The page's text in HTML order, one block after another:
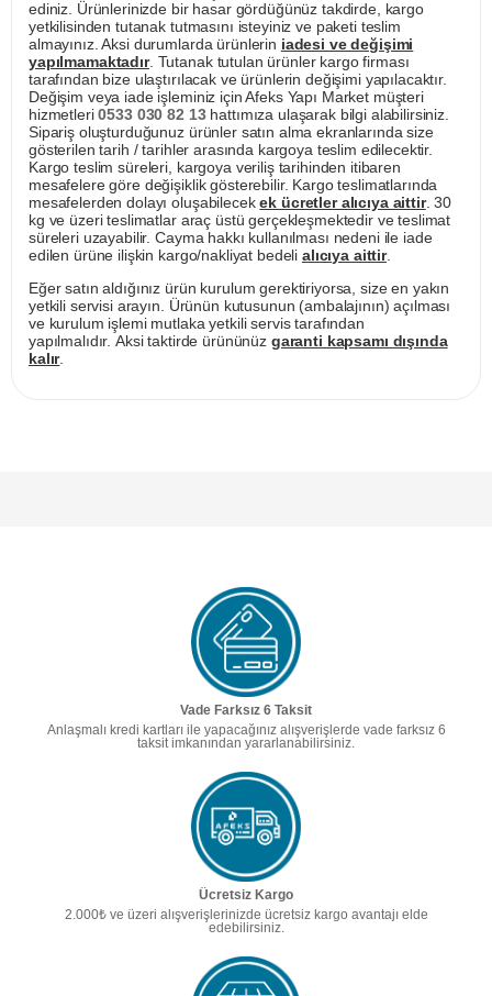
ediniz. Ürünlerinizde bir hasar gördüğünüz takdirde, kargo
yetkilisinden tutanak tutmasını isteyiniz ve paketi teslim
almayınız. Aksi durumlarda ürünlerin iadesi ve değişimi
yapılmamaktadır. Tutanak tutulan ürünler kargo firması
tarafından bize ulaştırılacak ve ürünlerin değişimi yapılacaktır.
Değişim veya iade işleminiz için Afeks Yapı Market müşteri
hizmetleri0533 030 82 13hattımıza ulaşarak bilgi alabilirsiniz.
Sipariş oluşturduğunuz ürünler satın alma ekranlarında size
gösterilen tarih / tarihler arasında kargoya teslim edilecektir.
Kargo teslim süreleri, kargoya veriliş tarihinden itibaren
mesafelere göre değişiklik gösterebilir. Kargo teslimatlarında
mesafelerden dolayı oluşabilecekek ücretler alıcıya aittir. 30
kg ve üzeri teslimatlar araç üstü gerçekleşmektedir ve teslimat
süreleri uzayabilir. Cayma hakkı kullanılması nedeni ile iade
edilen ürüne ilişkin kargo/nakliyat bedeli alıcıya aittir.
Eğer satın aldığınız ürün kurulum gerektiriyorsa, size en yakın
yetkili servisi arayın. Ürünün kutusunun (ambalajının) açılması
ve kurulum işlemi mutlaka yetkili servis tarafından
yapılmalıdır. Aksi taktirde ürününüz garanti kapsamı dışında
kalır.
Vade Farksız 6 Taksit
Anlaşmalı kredi kartları ile yapacağınız alışverişlerde vade farksız 6
taksit imkanından yararlanabilirsiniz.
Ücretsiz Kargo
2.000₺ ve üzeri alışverişlerinizde ücretsiz kargo avantajı elde
edebilirsiniz.